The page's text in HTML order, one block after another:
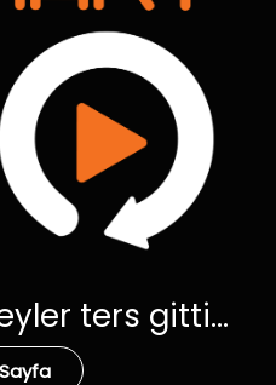
ters gitti...